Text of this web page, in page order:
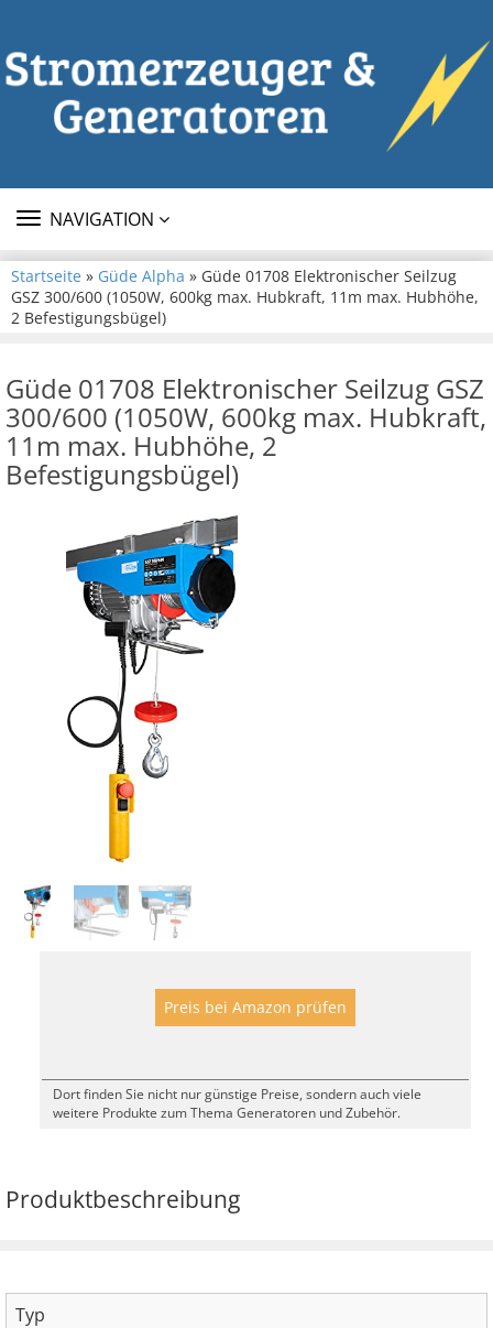
TOGGLE
NAVIGATION
Startseite » Güde Alpha » Güde 01708 Elektronischer Seilzug
GSZ 300/600 (1050W, 600kg max. Hubkraft, 11m max. Hubhöhe,
2 Befestigungsbügel)
Güde 01708 Elektronischer Seilzug GSZ
300/600 (1050W, 600kg max. Hubkraft,
11m max. Hubhöhe, 2
Befestigungsbügel)
Preis bei Amazon prüfen
Dort finden Sie nicht nur günstige Preise, sondern auch viele
weitere Produkte zum Thema Generatoren und Zubehör.
Produktbeschreibung
Typ